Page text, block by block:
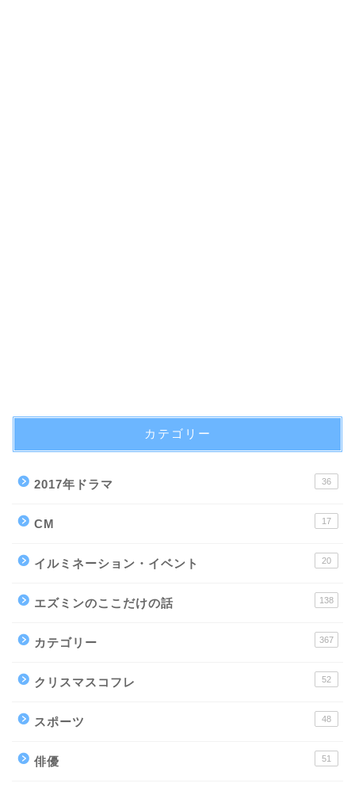
カテゴリー
2017年ドラマ 36
CM 17
イルミネーション・イベント 20
エズミンのここだけの話 138
カテゴリー 367
クリスマスコフレ 52
スポーツ 48
俳優 51